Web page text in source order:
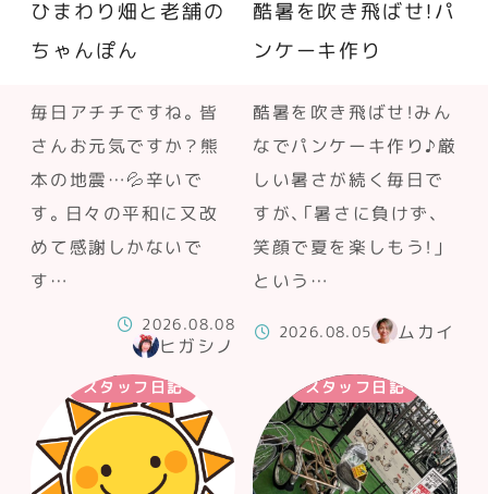
ひまわり畑と老舗の
ちゃんぽん
毎日アチチですね。皆
さんお元気ですか？熊
本の地震…💦辛いで
す。日々の平和に又改
めて感謝しかないで
す…
2026.08.08
ヒガシノ
酷暑を吹き飛ばせ！パ
ンケーキ作り
酷暑を吹き飛ばせ！みん
なでパンケーキ作り♪厳
しい暑さが続く毎日で
すが、「暑さに負けず、
笑顔で夏を楽しもう！」
という…
2026.08.05 ムカイ
スタッフ日記 スタッフ日記